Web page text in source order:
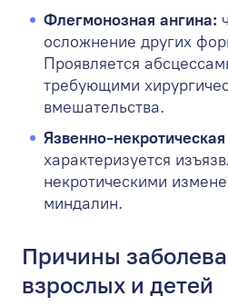
Флегмонозная ангина:
осложнение других
Проявляется
требующими
вмешательства.
Язвенно-
характеризуется
некротическими
миндалин.
Причины
взрослых и детей